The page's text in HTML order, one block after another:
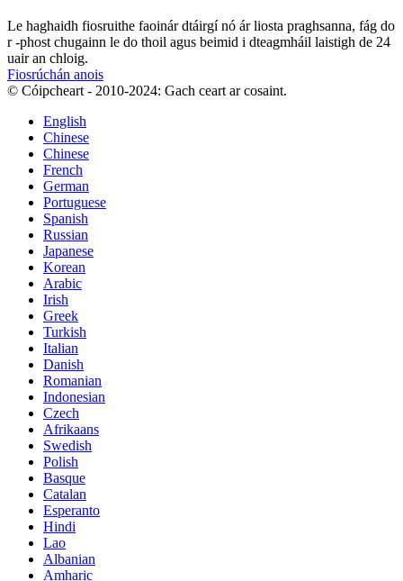
Le haghaidh fiosruithe faoinár dtáirgí nó ár liosta praghsanna, fág do
r -phost chugainn le do thoil agus beimid i dteagmháil laistigh de 24
uair an chloig.
Fiosrúchán anois
© Cóipcheart - 2010-2024: Gach ceart ar cosaint.
English
Chinese
Chinese
French
German
Portuguese
Spanish
Russian
Japanese
Korean
Arabic
Irish
Greek
Turkish
Italian
Danish
Romanian
Indonesian
Czech
Afrikaans
Swedish
Polish
Basque
Catalan
Esperanto
Hindi
Lao
Albanian
Amharic